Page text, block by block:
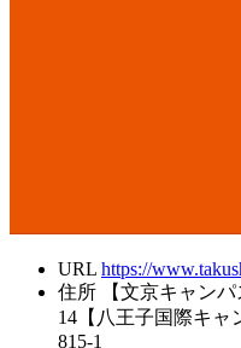
URL https://
住所
【文京キャン
14【八王子国際キ
815-1